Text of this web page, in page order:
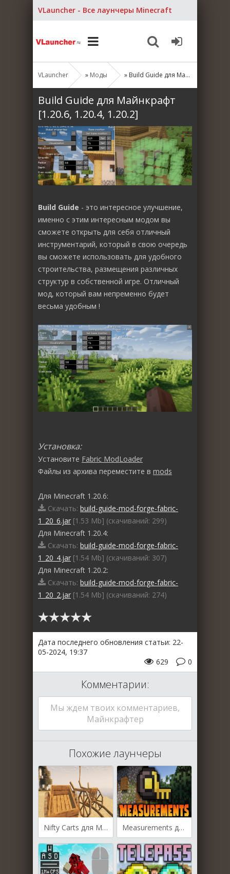
VLauncher - Все лаунчеры Minecraft
VLauncher » Моды » Build Guide для Майнкрафт [1.20.6, 1.20.4, 1.20.2]
Build Guide для Майнкрафт
[1.20.6, 1.20.4, 1.20.2]
Build Guide - это интересное улучшение,
именно с этим интересным модом вы
сможете открыть для себя отличный
инструментарий, который в свою очередь
вы сможете использовать для удобного
строительства, размещения различных
структур в собственной игре. Отличный
мод, который вам непременно будет
весьма удобным !
Установка:
Установите Fabric ModLoader
Файлы из архива переместите в mods
Для Minecraft 1.20.6:
Скачать: build-guide-mod-forge-fabric-
1_20_6.jar [1.53 Mb] (cкачиваний: 299)
Для Minecraft 1.20.4:
Скачать: build-guide-mod-forge-fabric-
1_20_4.jar [1.54 Mb] (cкачиваний: 307)
Для Minecraft 1.20.2:
Скачать: build-guide-mod-forge-fabric-
1_20_2.jar [1.54 Mb] (cкачиваний: 274)
Дата последнего обновления статьи: 22-
05-2024, 19:37
0
629
Комментарии:
Мы ждем твоих комментариев,
Майнкрафтер
Похожие лаунчеры
Nifty Carts для Майнкрафт [1.20.6, 1.20.4, 1.20.2] Measurements для Майнкрафт [1.20.6, 1.20.4, 1.20.2]